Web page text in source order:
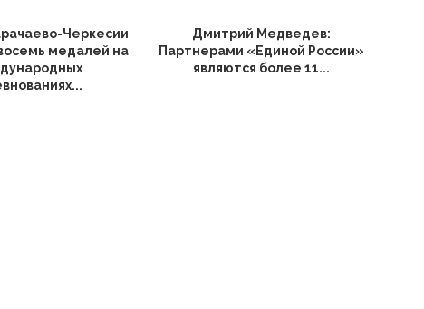
Черкесии
медалей на
Дмитрий Медведев:
Партнерами «Единой России»
являются более 11...